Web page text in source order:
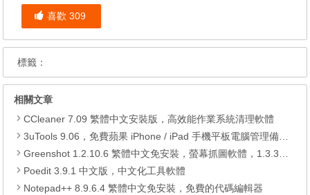
喜歡 309
標籤：
相關文章
CCleaner 7.09 繁體中文安裝版，高效能作業系統清理軟體
3uTools 9.06，免費蘋果 iPhone / iPad 手機平板電腦管理備份還原軟體
Greenshot 1.2.10.6 繁體中文免安裝，螢幕抓圖軟體，1.3.315 安裝版
Poedit 3.9.1 中文版，中文化工具軟體
Notepad++ 8.9.6.4 繁體中文免安裝，免費的代碼編輯器